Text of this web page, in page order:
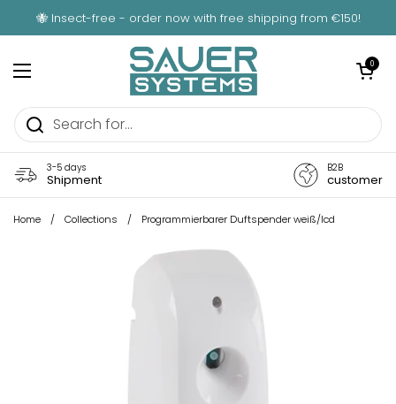
🐝 Insect-free - order now with free shipping from €150!
Open menu
Open
0
3-5 days
Shipment
B2B
customer
Home / Collections / Programmierbarer Duftspender weiß/lcd